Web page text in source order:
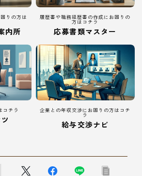
りの方は
内所
履歴書や職務経歴書の作成にお困りの
方はコチラ
応募書類マスター
コチラ 企業との年収交渉にお困りの方はコチ
ラ
給与交渉ナビ